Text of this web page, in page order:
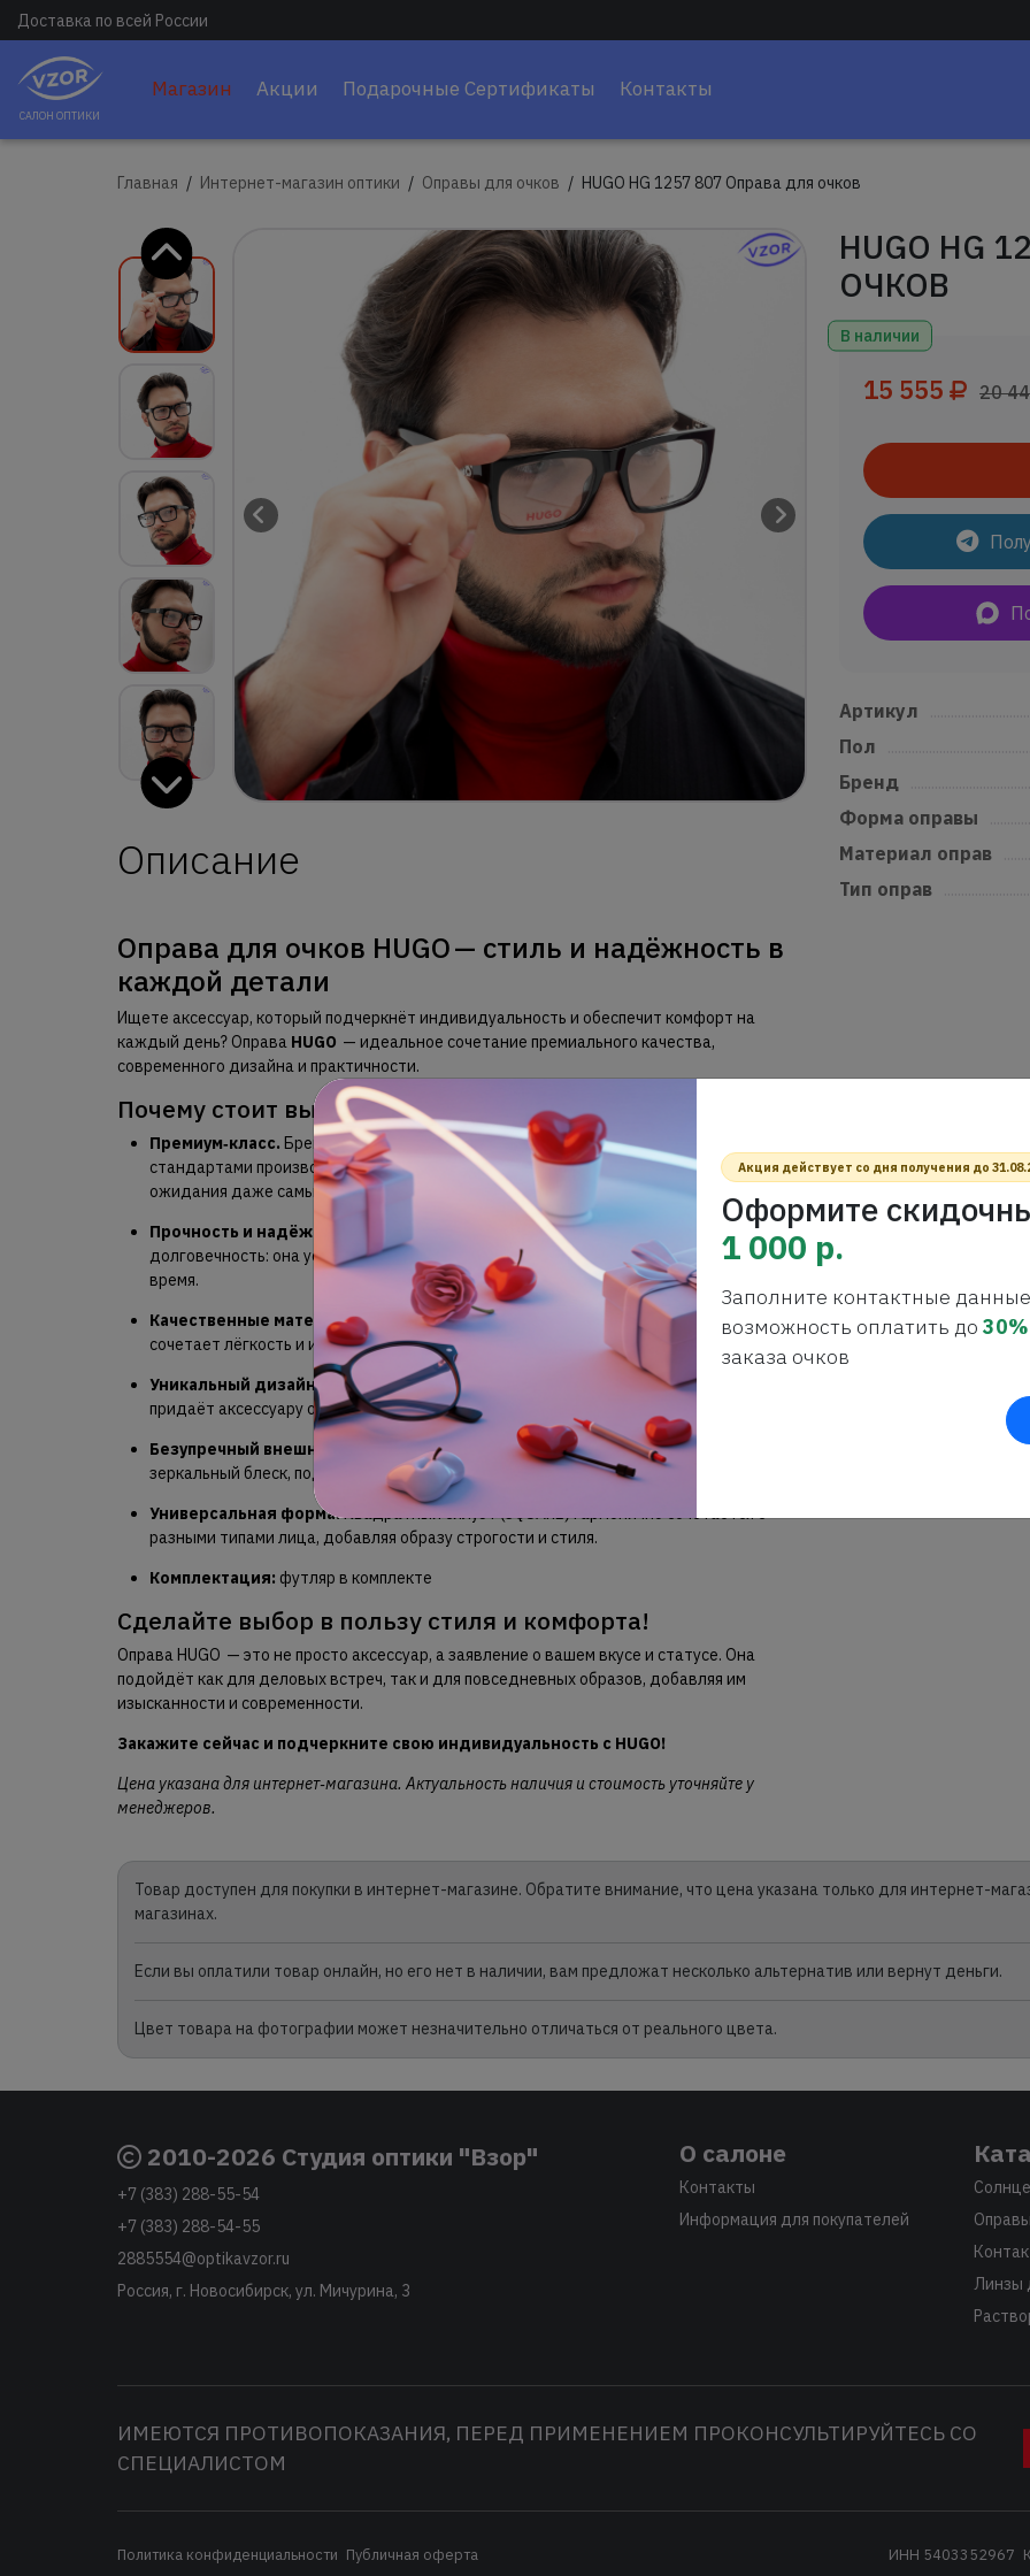
Доставка по всей России
САЛОН ОПТИКИ
Магазин Акции Подарочные Сертификаты Контакты
Главная Интернет-магазин оптики Оправы для очков HUGO HG 1257 807 Оправа для очков
Описание
Оправа для очков HUGO — стиль и надёжность в
каждой детали
Ищете аксессуар, который подчеркнёт индивидуальность и обеспечит комфорт на
каждый день? Оправа HUGO — идеальное сочетание премиального качества,
современного дизайна и практичности.
Почему стоит выбрать эту модель?
Премиум‑класс. Бренд HUGO славится вниманием к деталям и высокими
стандартами производства — вы получаете продукт, который оправдывает
ожидания даже самых требовательных покупателей.
Прочность и надёжность.
Массивная конструкция оправы гарантирует
долговечность: она устойчива к повседневным нагрузкам и сохраняет форму долгое
время.
Качественные материалы.
Оправа изготовлена из прочного пластика, который
сочетает лёгкость и износостойкость.
Уникальный дизайн.
Фирменный логотип на дужках с серебристыми буквами
придаёт аксессуару особый шарм и делает образ запоминающимся.
Безупречный внешний вид.
Тщательная полировка поверхности создаёт
зеркальный блеск, подчёркивая статусность и элегантность модели.
Универсальная форма.Квадратный силуэт (SQUARE) гармонично сочетается с
разными типами лица, добавляя образу строгости и стиля.
Комплектация: футляр в комплекте
Сделайте выбор в пользу стиля и комфорта!
Оправа HUGO — это не просто аксессуар, а заявление о вашем вкусе и статусе. Она
подойдёт как для деловых встреч, так и для повседневных образов, добавляя им
изысканности и современности.
Закажите сейчас и подчеркните свою индивидуальность с HUGO!
Цена указана для интернет‑магазина. Актуальность наличия и стоимость уточняйте у
менеджеров.
HUGO HG
ОЧКОВ
В наличии
15 555 20
Артикул
Пол
Бренд
Форма оправы
Материал оправ
Тип оправ
Товар доступен для покупки в интернет-магазине. Обратите внимание, что цена указана только для интернет-
магазинах.
Если вы оплатили товар онлайн, но его нет в наличии, вам предложат несколько альтернатив или вернут деньги.
Цвет товара на фотографии может незначительно отличаться от реального цвета.
2010-2026 Студия оптики "Взор"
+7 (383) 288-55-54
+7 (383) 288-54-55
2885554@optikavzor.ru
Россия, г. Новосибирск, ул. Мичурина, 3
О салоне
Контакты
Информация для покупателей
Линзы
ИМЕЮТСЯ ПРОТИВОПОКАЗАНИЯ, ПЕРЕД ПРИМЕНЕНИЕМ ПРОКОНСУЛЬТИРУЙТЕСЬ СО
СПЕЦИАЛИСТОМ
Политика конфиденциальности Публичная оферта ИНН 5403352967
Акция действует со дня получения до
Оформите
1 000 р.
Заполните контактные
возможность оплатить до 30%
заказа очков